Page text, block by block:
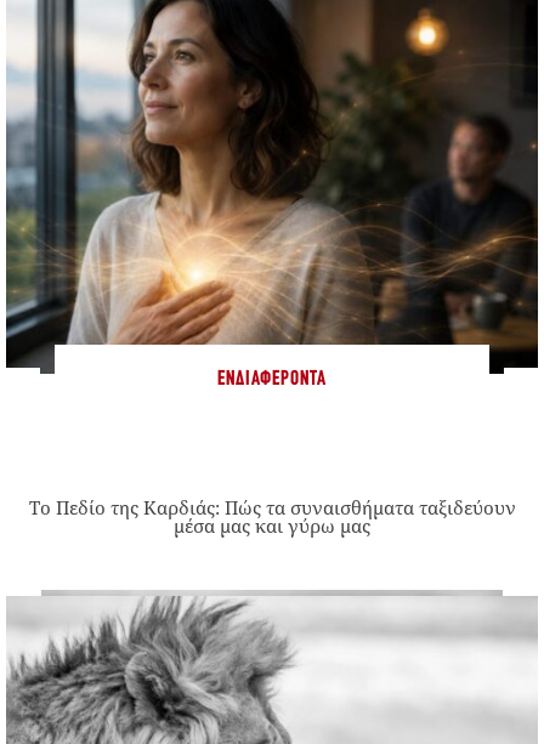
ΕΝΔΙΑΦΈΡΟΝΤΑ
Το Πεδίο της Καρδιάς: Πώς τα συναισθήματα ταξιδεύουν
μέσα μας και γύρω μας